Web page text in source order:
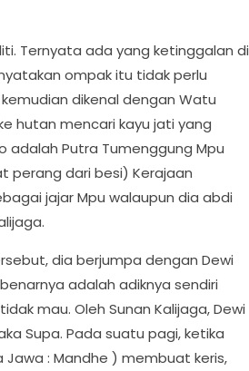
Ternyata ada yang ketinggalan di
ompak itu tidak perlu
dikenal dengan Watu
hutan mencari kayu jati yang
adalah Putra Tumenggung Mpu
perang dari besi) Kerajaan
jajar Mpu walaupun dia abdi
dia berjumpa dengan Dewi
adalah adiknya sendiri
mau. Oleh Sunan Kalijaga, Dewi
Supa. Pada suatu pagi, ketika
Jawa : Mandhe ) membuat keris,